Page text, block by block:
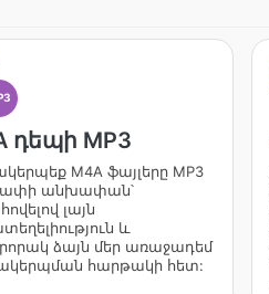
դեպի MP3
M4A ֆայլերը MP3
անխափան՝
լայն
և
ձայն մեր առաջադեմ
հարթակի հետ: